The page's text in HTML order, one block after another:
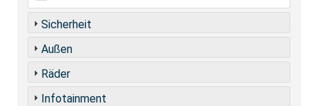
Sicherheit
Außen
Räder
Infotainment